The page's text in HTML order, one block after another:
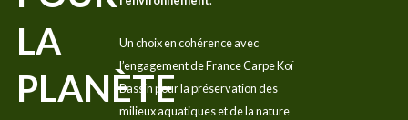
LA
PLANÈTE
Un choix en cohérence avec
l’engagement de France Carpe Koï
Bassin pour la préservation des
milieux aquatiques et de la nature